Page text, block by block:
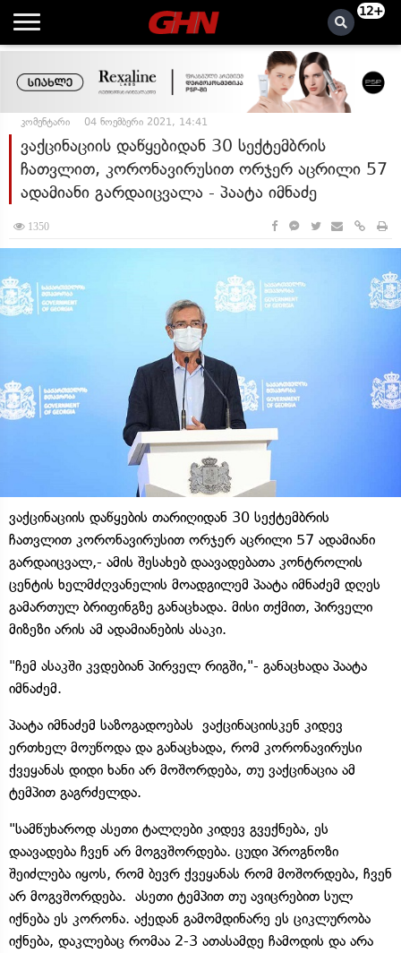
12+
კომენტარი 04 ნოემბერი 2021, 14:41
ვაქცინაციის დაწყებიდან 30 სექტემბრის
ჩათვლით, კორონავირუსით ორჯერ აცრილი 57
ადამიანი გარდაიცვალა - პაატა იმნაძე
1350
ვაქცინაციის დაწყების თარიღიდან 30 სექტემბრის
ჩათვლით კორონავირუსით ორჯერ აცრილი 57 ადამიანი
გარდაიცვალ,- ამის შესახებ დაავადებათა კონტროლის
ცენტის ხელმძღვანელის მოადგილემ პაატა იმნაძემ დღეს
გამართულ ბრიფინგზე განაცხადა. მისი თქმით, პირველი
მიზეზი არის ამ ადამიანების ასაკი.
"ჩემ ასაკში კვდებიან პირველ რიგში,"- განაცხადა პაატა
იმნაძემ.
პაატა იმნაძემ საზოგადოებას ვაქცინაციისკენ კიდევ
ერთხელ მოუწოდა და განაცხადა, რომ კორონავირუსი
ქვეყანას დიდი ხანი არ მოშორდება, თუ ვაქცინაცია ამ
ტემპით გაგრძელდა.
"სამწუხაროდ ასეთი ტალღები კიდევ გვექნება, ეს
დაავადება ჩვენ არ მოგვშორდება. ცუდი პროგნოზი
შეიძლება იყოს, რომ ბევრ ქვეყანას რომ მოშორდება, ჩვენ
არ მოგვშორდება. ასეთი ტემპით თუ ავიცრებით სულ
იქნება ეს კორონა. აქედან გამომდინარე ეს ციკლურობა
იქნება, დაკლებაც რომაა 2-3 ათასამდე ჩამოდის და არა